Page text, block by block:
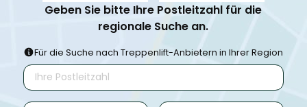
Geben Sie bitte Ihre Postleitzahl für die
regionale Suche an.
Für die Suche nach Treppenlift-Anbietern in Ihrer Region